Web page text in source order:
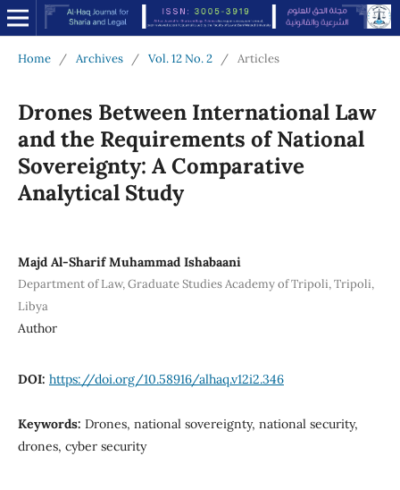
Home / Archives / Vol. 12 No. 2 / Articles
Drones Between International Law
and the Requirements of National
Sovereignty: A Comparative
Analytical Study
Majd Al-Sharif Muhammad Ishabaani
Department of Law, Graduate Studies Academy of Tripoli, Tripoli,
Libya
Author
DOI: https://doi.org/10.58916/alhaq.v12i2.346
Keywords: Drones, national sovereignty, national security,
drones, cyber security